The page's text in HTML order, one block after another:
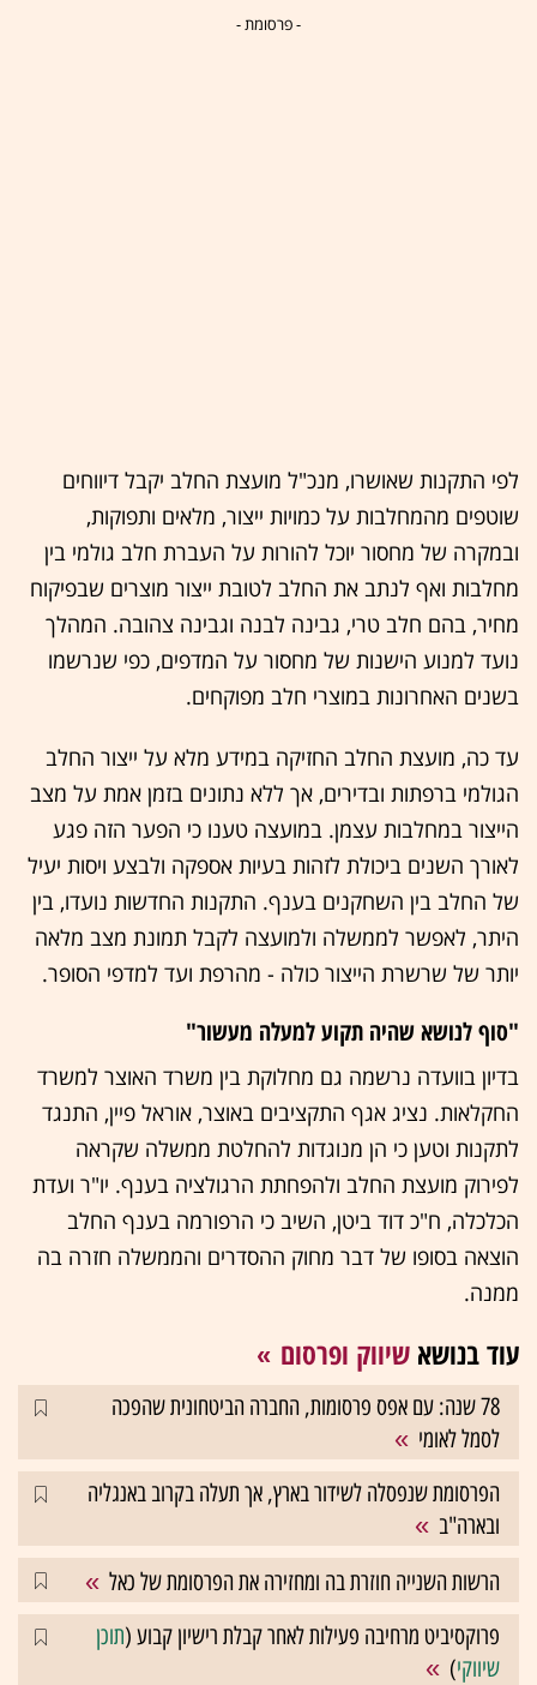
- פרסומת -
לפי התקנות שאושרו, מנכ"ל מועצת החלב יקבל דיווחים
שוטפים מהמחלבות על כמויות ייצור, מלאים ותפוקות,
ובמקרה של מחסור יוכל להורות על העברת חלב גולמי בין
מחלבות ואף לנתב את החלב לטובת ייצור מוצרים שבפיקוח
מחיר, בהם חלב טרי, גבינה לבנה וגבינה צהובה. המהלך
נועד למנוע הישנות של מחסור על המדפים, כפי שנרשמו
בשנים האחרונות במוצרי חלב מפוקחים.
עד כה, מועצת החלב החזיקה במידע מלא על ייצור החלב
הגולמי ברפתות ובדירים, אך ללא נתונים בזמן אמת על מצב
הייצור במחלבות עצמן. במועצה טענו כי הפער הזה פגע
לאורך השנים ביכולת לזהות בעיות אספקה ולבצע ויסות יעיל
של החלב בין השחקנים בענף. התקנות החדשות נועדו, בין
היתר, לאפשר לממשלה ולמועצה לקבל תמונת מצב מלאה
יותר של שרשרת הייצור כולה - מהרפת ועד למדפי הסופר.
"סוף לנושא שהיה תקוע למעלה מעשור"
בדיון בוועדה נרשמה גם מחלוקת בין משרד האוצר למשרד
החקלאות. נציג אגף התקציבים באוצר, אוראל פיין, התנגד
לתקנות וטען כי הן מנוגדות להחלטת ממשלה שקראה
לפירוק מועצת החלב ולהפחתת הרגולציה בענף. יו"ר ועדת
הכלכלה, ח"כ דוד ביטן, השיב כי הרפורמה בענף החלב
הוצאה בסופו של דבר מחוק ההסדרים והממשלה חזרה בה
ממנה.
עוד בנושא שיווק ופרסום
78 שנה: עם אפס פרסומות, החברה הביטחונית שהפכה
לסמל לאומי
הפרסומת שנפסלה לשידור בארץ, אך תעלה בקרוב באנגליה
ובארה"ב
הרשות השנייה חוזרת בה ומחזירה את הפרסומת של כאל
פרוקסיביט מרחיבה פעילות לאחר קבלת רישיון קבוע (תוכן
שיווקי)